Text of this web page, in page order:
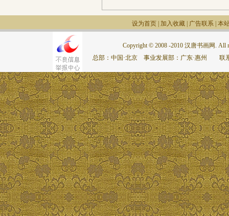
设为首页 加入收藏 广告联系 本
Copyright © 2008 -2010 汉唐书画网. All
总部：中国·北京 事业发展部：广东·惠州 联系